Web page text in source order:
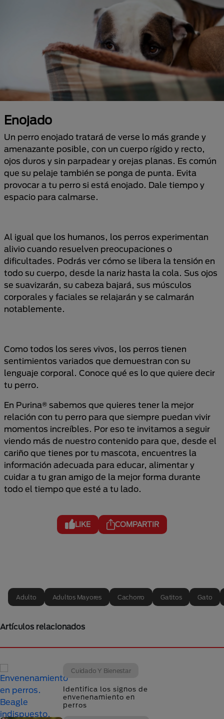
Enojado
Un perro enojado tratará de verse lo más grande y
amenazante posible, con un cuerpo rígido y recto,
ojos duros y sin parpadear y orejas planas. Es común
que su pelaje también se ponga de punta. Evita
provocar a tu perro si está enojado. Dale tiempo y
espacio para calmarse.
Al igual que los humanos, los perros experimentan
alivio cuando resuelven preocupaciones o
dificultades. Podrás ver cómo se libera la tensión en
todo su cuerpo, desde la nariz hasta la cola. Sus ojos
se suavizarán, su cabeza bajará, sus músculos
corporales y faciales se relajarán y se calmarán
notablemente.
Como todos los seres vivos, los perros tienen
sentimientos variados que demuestran con su
lenguaje corporal. Conoce qué es lo que quiere decir
tu perro.
En Purina® sabemos que quieres tener la mejor
relación con tu perro para que siempre puedan vivir
momentos increíbles. Por eso te invitamos a seguir
viendo más de nuestro contenido para que, desde el
cariño que tienes por tu mascota, encuentres la
información adecuada para educar, alimentar y
cuidar a tu gran amigo de la mejor forma durante
todo el tiempo que esté a tu lado.
LIKE COMPARTIR
Adulto Adultos Mayores Cachorro Gatitos Gato
Artículos relacionados
Cuidado Y Bienestar
Identifica los signos de
envenenamiento en
perros